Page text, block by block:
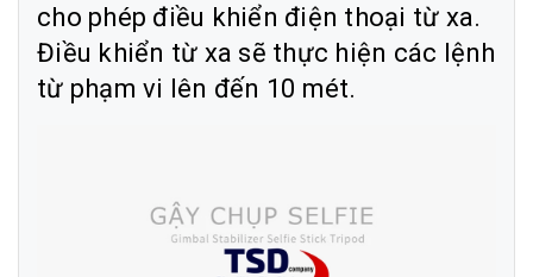
cho phép điều khiển điện thoại từ xa.
Điều khiển từ xa sẽ thực hiện các lệnh
từ phạm vi lên đến 10 mét.